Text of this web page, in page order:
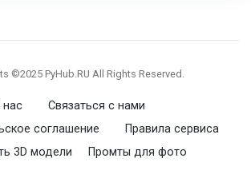
©2025 PyHub.RU All Rights Reserved.
Связаться с нами
соглашение
Правила сервиса
3D модели
Промты для фото